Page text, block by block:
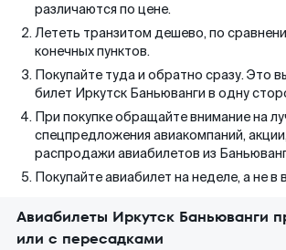
различаются по цене.
Лететь транзитом дешево, по
конечных пунктов.
Покупайте туда и обратно сразу. Это
билет Иркутск Баньюванги в одну
При покупке обращайте внимание на
спецпредложения авиакомпаний,
распродажи авиабилетов из
Покупайте авиабилет на неделе, а не в
Авиабилеты Иркутск Баньюванги
или с пересадками